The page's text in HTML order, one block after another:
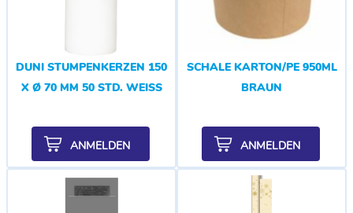
DUNI STUMPENKERZEN 150
X Ø 70 MM 50 STD. WEISS
ANMELDEN
SCHALE KARTON/PE 950ML
BRAUN
ANMELDEN